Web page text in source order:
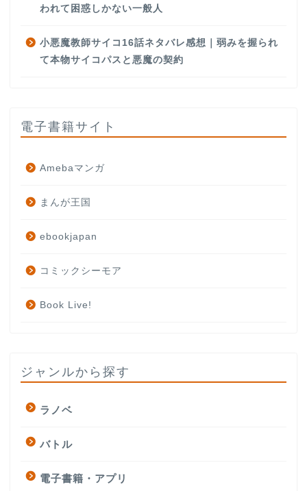
われて困惑しかない一般人
小悪魔教師サイコ16話ネタバレ感想｜弱みを握られ
て本物サイコパスと悪魔の契約
電子書籍サイト
Amebaマンガ
まんが王国
ebookjapan
コミックシーモア
Book Live!
ジャンルから探す
ラノベ
バトル
電子書籍・アプリ